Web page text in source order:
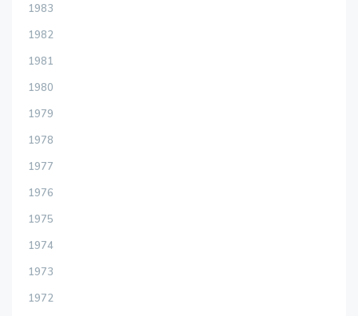
1983
1982
1981
1980
1979
1978
1977
1976
1975
1974
1973
1972